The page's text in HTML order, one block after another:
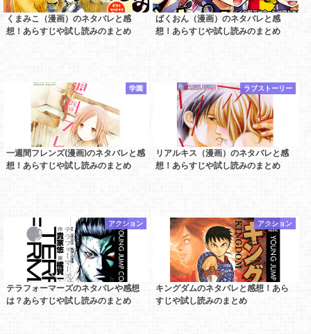
くまみこ（漫画）のネタバレと感
想！あらすじや試し読みのまとめ
ばくおん（漫画）のネタバレと感
想！あらすじや試し読みのまとめ
学園
一週間フレンズ(漫画)のネタバレと感
想！あらすじや試し読みのまとめ
ラブストーリー
リアルキス（漫画）のネタバレと感
想！あらすじや試し読みのまとめ
アクション
テラフォーマーズのネタバレや感想
は？あらすじや試し読みのまとめ
アクション
キングダムのネタバレと感想！あら
すじや試し読みのまとめ